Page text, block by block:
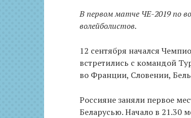
В первом матче ЧЕ-2019 по
волейболистов.
12 сентября начался
встретились с командой
во Франции, Словении,
Россияне заняли первое
Беларусью. Начало в 21.30